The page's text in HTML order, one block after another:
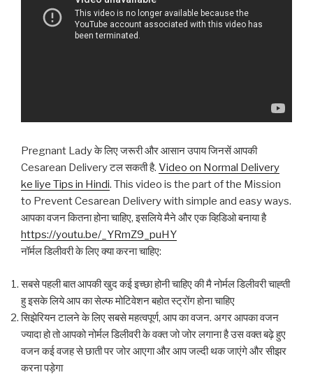
Pregnant Lady के लिए जरूरी और आसान उपाय जिनसें आपकी
Cesarean Delivery टल सकती है. Video on Normal Delivery
ke liye Tips in Hindi. This video is the part of the Mission
to Prevent Cesarean Delivery with simple and easy ways.
आपका वजन कितना होना चाहिए, इसलिये मैने और एक व्हिडिओ बनाया है
https://youtu.be/_YRmZ9_puHY
नॉर्मल डिलीवरी के लिए क्या करना चाहिए:
सबसे पहली बात आपकी खुद कई इच्छा होनी चाहिए की मै नोर्मल डिलीवरी चाह्ती
हु इसके लिये आप का सेल्फ मोटिवेशन बहोत स्ट्रोंग होना चाहिए
सिझेरियन टालने के लिए सबसे महत्वपूर्ण, आप का वजन. अगर आपका वजन
ज्यादा हो तो आपको नोर्मल डिलीवरी के वक्त जो जोर लगाना है उस वक्त बढ़े हुए
वजन कई वजह से छाती पर जोर आएगा और आप जल्दी थक जाएंगे और सीझर
करना पड़ेगा